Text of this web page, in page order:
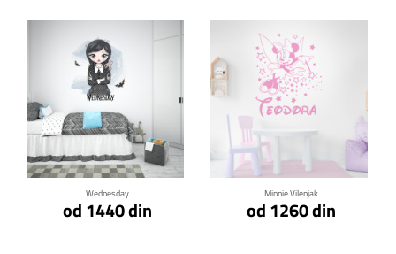
Wednesday
od 1440 din
Klikni za detalje
Minnie Vilenjak
od 1260 din
Klikni za detalje